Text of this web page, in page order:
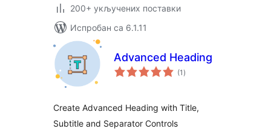
200+ укључених поставки
Испробан са 6.1.11
Advanced Heading
(1 укупних
оцена
)
Create Advanced Heading with Title,
Subtitle and Separator Controls